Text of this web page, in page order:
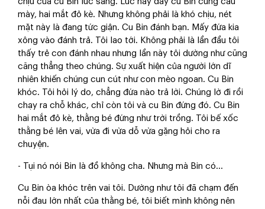
mày, hai mắt đỏ kè. Nhưng không phải là khó chịu, nét
mặt này là đang tức giận. Cu Bin đánh bạn. Mấy đứa kia
xông vào đánh trả. Tôi lao tới. Không phải là lần đầu tôi
thấy trẻ con đánh nhau nhưng lần này tôi dường như cũng
căng thẳng theo chúng. Sự xuất hiện của người lớn dĩ
nhiên khiến chúng cun cút như con mèo ngoan. Cu Bin
khóc. Tôi hỏi lý do, chẳng đứa nào trả lời. Chúng lờ đi rồi
chạy ra chỗ khác, chỉ còn tôi và cu Bin đứng đó. Cu Bin
hai mắt đỏ kè, thằng bé đứng như trời trồng. Tôi bế xốc
thằng bé lên vai, vừa đi vừa dỗ vừa gặng hỏi cho ra
chuyện.
- Tụi nó nói Bin là đồ không cha. Nhưng mà Bin có...
Cu Bin òa khóc trên vai tôi. Dường như tôi đã chạm đến
nỗi đau lớn nhất của thằng bé, tôi biết mình không nên